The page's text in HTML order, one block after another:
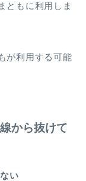
ともに利用しま
が利用する可能
から抜けて
い